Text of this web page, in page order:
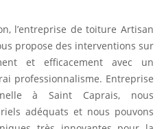
l’entreprise de toiture Artisan
propose des interventions sur
et efficacement avec un
professionnalisme. Entreprise
à Saint Caprais, nous
adéquats et nous pouvons